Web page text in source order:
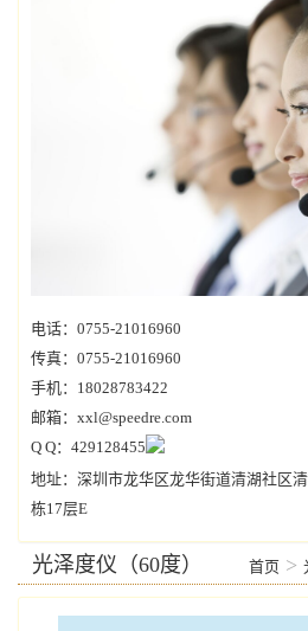
电话：0755-21016960
传真：0755-21016960
手机：18028783422
邮箱：xxl@speedre.com
Q Q：429128455
地址：深圳市龙华区龙华街道清湖社区
栋17层E
光泽度仪（60度） 首页 >